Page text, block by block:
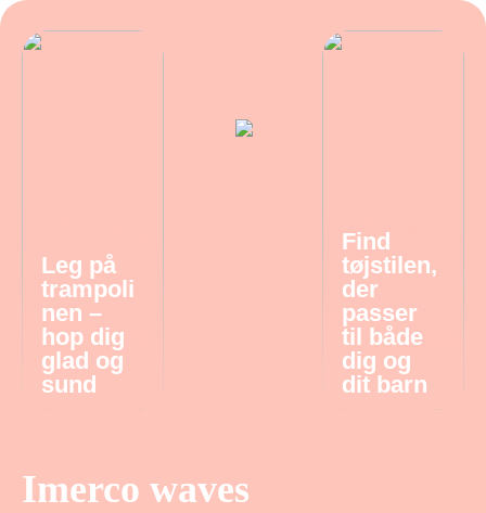
Leg på
trampoli
nen –
hop dig
glad og
sund
Find
tøjstilen,
der
passer
til både
dig og
dit barn
Imerco waves